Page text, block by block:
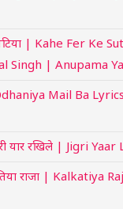
| Kahe Fer Ke
Singh | Anupama
Mail Ba
यार रखिले | Jigri Yaar
राजा | Kalkatiya